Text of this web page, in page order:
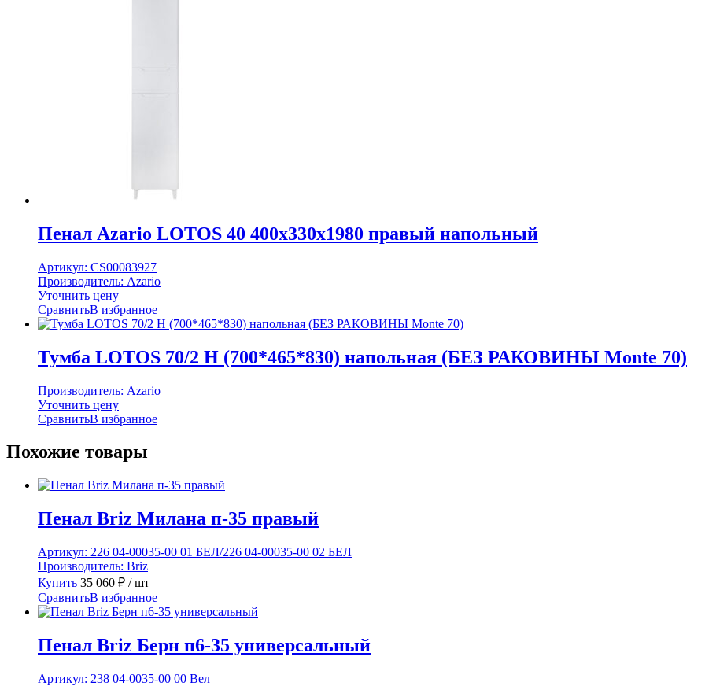
Пенал Azario LOTOS 40 400x330x1980 правый напольный
Артикул: CS00083927
Производитель: Azario
Уточнить цену
СравнитьВ избранное
Тумба LOTOS 70/2 Н (700*465*830) напольная (БЕЗ РАКОВИНЫ Monte 70)
Производитель: Azario
Уточнить цену
СравнитьВ избранное
Похожие товары
Пенал Briz Милана п-35 правый
Артикул: 226 04-00035-00 01 БЕЛ/226 04-00035-00 02 БЕЛ
Производитель: Briz
Купить 35 060 ₽ / шт
СравнитьВ избранное
Пенал Briz Берн п6-35 универсальный
Артикул: 238 04-0035-00 00 Вел